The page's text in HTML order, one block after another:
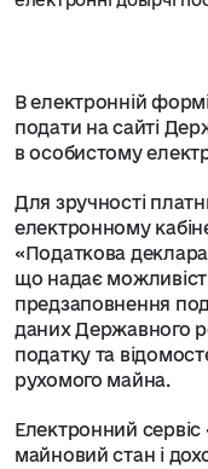
В електронній
подати на сайті
в особистому
Для зручності
електронному
«Податкова
що надає
предзаповнення
даних Державного
податку та
рухомого майна.
Електронний
майновий стан і